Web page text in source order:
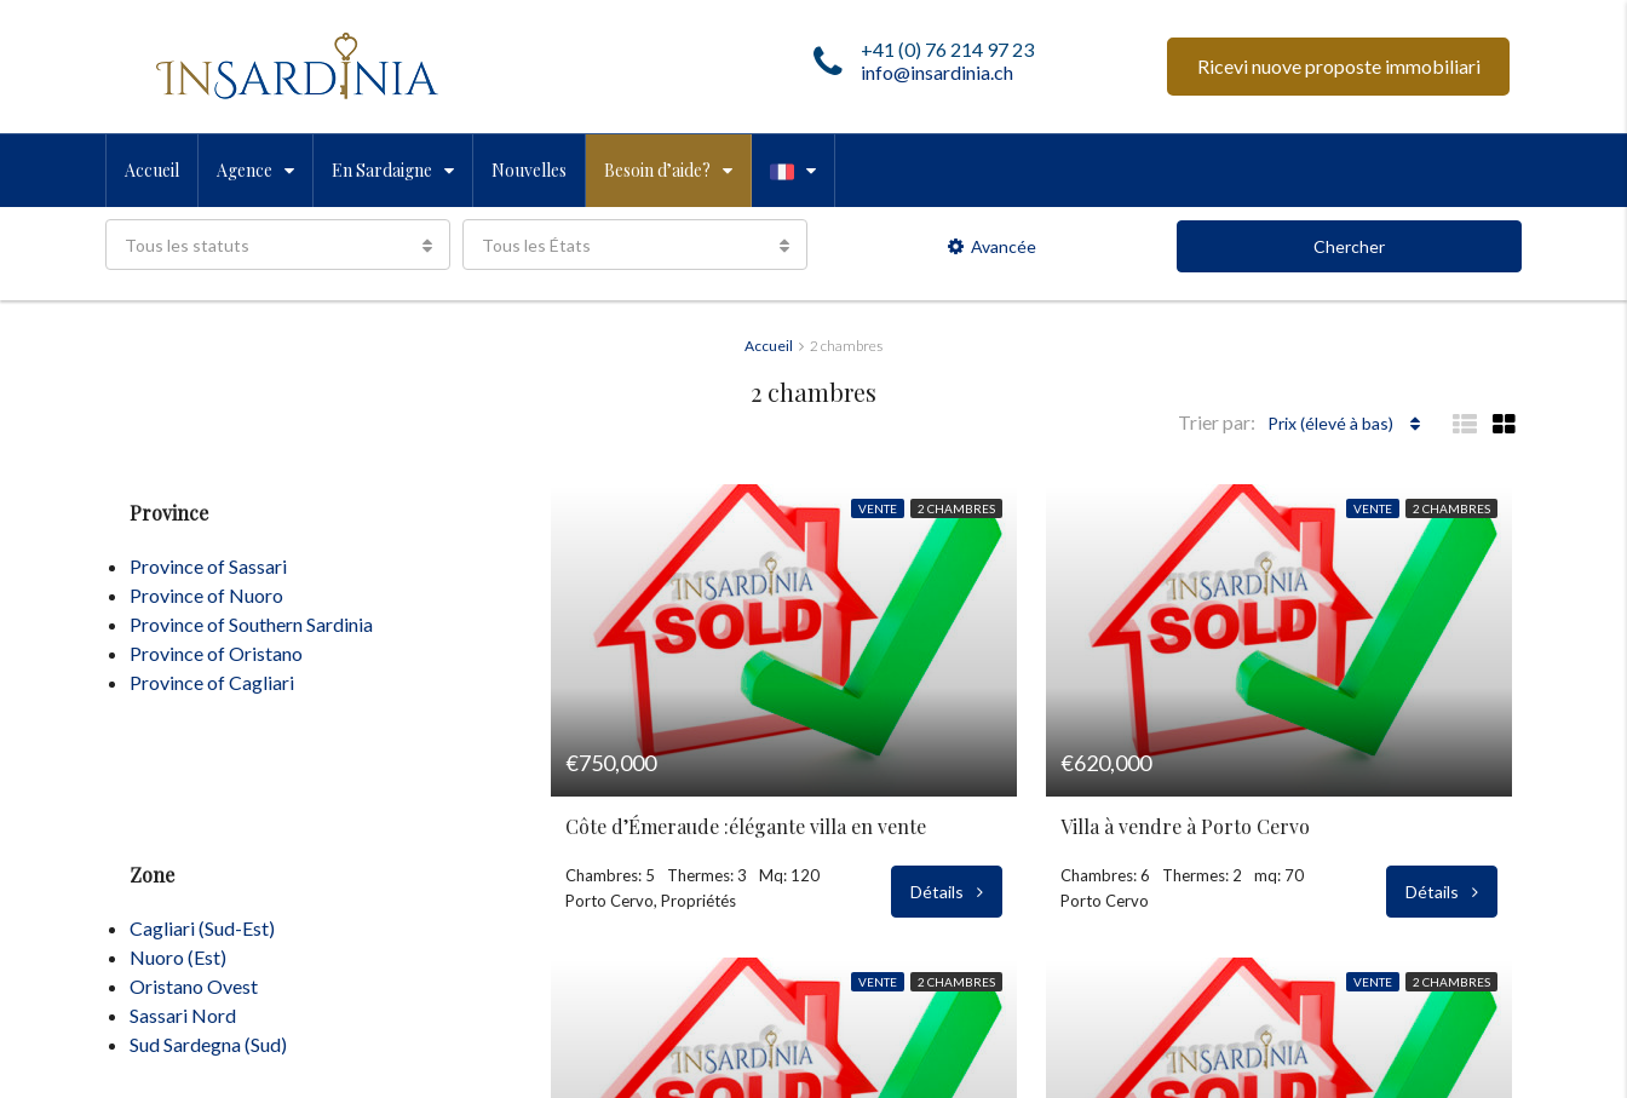
Ricevi nuove proposte immobiliari
+41 (0) 76 214 97 23
info@insardinia.ch
Accueil Agence En Sardaigne Nouvelles Besoin d’aide?
Tous les statuts Tous les États Avancée Chercher
Accueil 2 chambres
2 chambres
Trier par: Prix ​​(élevé à bas)
VENTE 2 CHAMBRES
€750,000
Côte d’Émeraude :élégante villa en vente
Chambres: 5 Thermes: 3
Mq: 120
Porto Cervo, Propriétés
Détails
VENTE 2 CHAMBRES
€620,000
Villa à vendre à Porto Cervo
Chambres: 6 Thermes: 2
mq: 70
Porto Cervo
Détails
VENTE 2 CHAMBRES VENTE 2 CHAMBRES
Province
Province of Sassari
Province of Nuoro
Province of Southern Sardinia
Province of Oristano
Province of Cagliari
Zone
Cagliari (Sud-Est)
Nuoro (Est)
Oristano Ovest
Sassari Nord
Sud Sardegna (Sud)